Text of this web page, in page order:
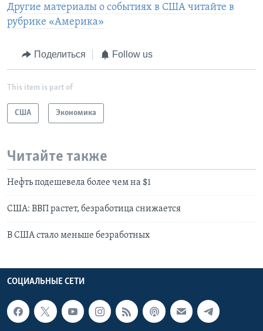
Другие материалы о событиях в США читайте в
рубрике «Америка»
Поделиться Follow us
This item is part of
США Экономика
Читайте также
Нефть подешевела более чем на $1
США: ВВП растет, безработица снижается
В США стало меньше безработных
СОЦИАЛЬНЫЕ СЕТИ